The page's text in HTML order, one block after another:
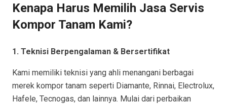
Kenapa Harus Memilih Jasa Servis
Kompor Tanam Kami?
1. Teknisi Berpengalaman & Bersertifikat
Kami memiliki teknisi yang ahli menangani berbagai
merek kompor tanam seperti Diamante, Rinnai, Electrolux,
Hafele, Tecnogas, dan lainnya. Mulai dari perbaikan